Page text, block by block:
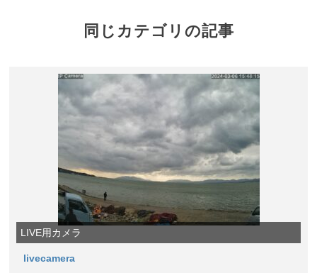
同じカテゴリの記事
LIVE用カメラ
livecamera